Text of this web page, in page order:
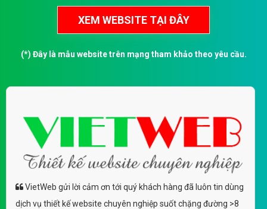
(*) Đây là mẫu website trên mạng tham khảo theo yêu cầu.
VietWeb gửi lời cảm ơn tới quý khách hàng đã luôn tin dùng
dịch vụ thiết kế website chuyên nghiệp suốt chặng đường >8